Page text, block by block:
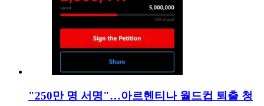
"250만 명 서명"…아르헨티나 월드컵 퇴출 청